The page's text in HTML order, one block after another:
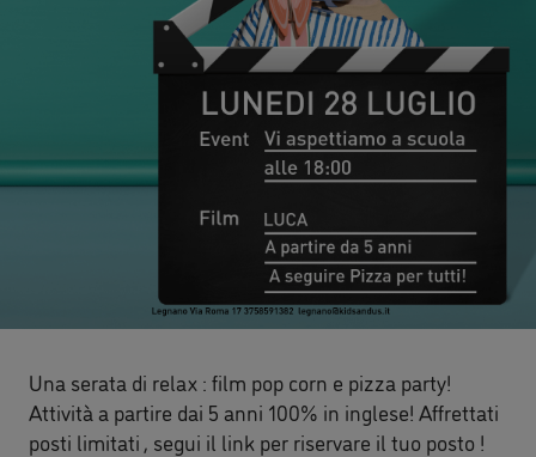
Una serata di relax : film pop corn e pizza party!
Attività a partire dai 5 anni 100% in inglese! Affrettati
posti limitati , segui il link per riservare il tuo posto !